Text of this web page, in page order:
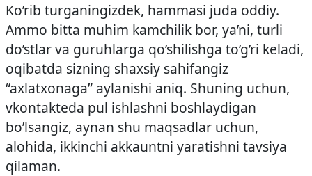
Ko’rib turganingizdek, hammasi juda oddiy.
Ammo bitta muhim kamchilik bor, ya’ni, turli
do’stlar va guruhlarga qo’shilishga to’g’ri keladi,
oqibatda sizning shaxsiy sahifangiz
“axlatxonaga” aylanishi aniq. Shuning uchun,
vkontakteda pul ishlashni boshlaydigan
bo’lsangiz, aynan shu maqsadlar uchun,
alohida, ikkinchi akkauntni yaratishni tavsiya
qilaman.